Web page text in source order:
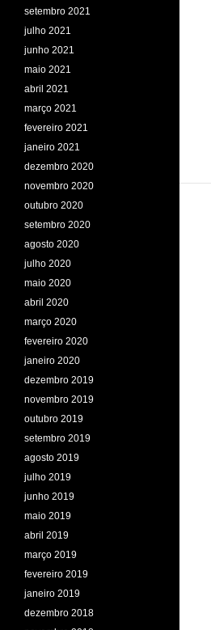
setembro 2021
julho 2021
junho 2021
maio 2021
abril 2021
março 2021
fevereiro 2021
janeiro 2021
dezembro 2020
novembro 2020
outubro 2020
setembro 2020
agosto 2020
julho 2020
maio 2020
abril 2020
março 2020
fevereiro 2020
janeiro 2020
dezembro 2019
novembro 2019
outubro 2019
setembro 2019
agosto 2019
julho 2019
junho 2019
maio 2019
abril 2019
março 2019
fevereiro 2019
janeiro 2019
dezembro 2018